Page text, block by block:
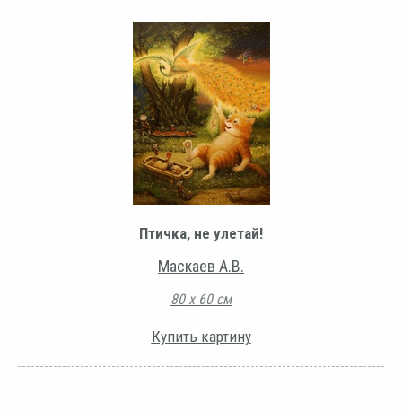
Птичка, не улетай!
Маскаев А.В.
80 х 60 см
Купить картину